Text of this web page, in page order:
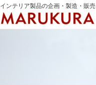
インテリア製品の企画・製造・販売